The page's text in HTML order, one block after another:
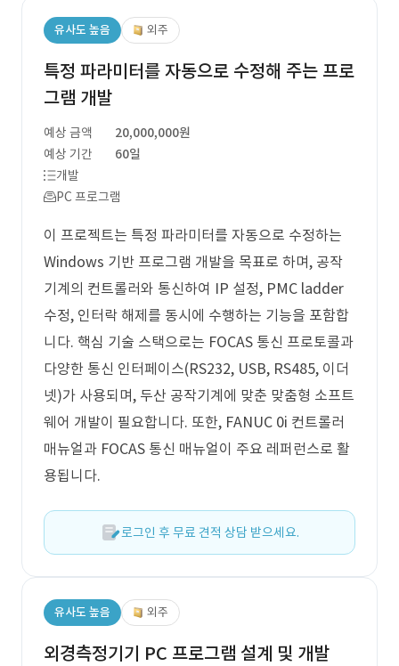
유사도 높음 외주
특정 파라미터를 자동으로 수정해 주는 프로
그램 개발
예상 금액
20,000,000원
예상 기간
60일
개발
PC 프로그램
이 프로젝트는 특정 파라미터를 자동으로 수정하는
Windows 기반 프로그램 개발을 목표로 하며, 공작
기계의 컨트롤러와 통신하여 IP 설정, PMC ladder
수정, 인터락 해제를 동시에 수행하는 기능을 포함합
니다. 핵심 기술 스택으로는 FOCAS 통신 프로토콜과
다양한 통신 인터페이스(RS232, USB, RS485, 이더
넷)가 사용되며, 두산 공작기계에 맞춘 맞춤형 소프트
웨어 개발이 필요합니다. 또한, FANUC 0i 컨트롤러
매뉴얼과 FOCAS 통신 매뉴얼이 주요 레퍼런스로 활
용됩니다.
로그인 후 무료 견적 상담 받으세요.
유사도 높음 외주
외경측정기기 PC 프로그램 설계 및 개발